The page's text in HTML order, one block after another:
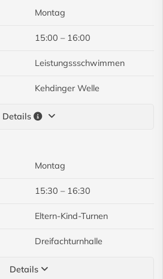
Montag
15:00 – 16:00
Leistungssschwimmen
Kehdinger Welle
Details
Montag
15:30 – 16:30
Eltern-Kind-Turnen
Dreifachturnhalle
Details